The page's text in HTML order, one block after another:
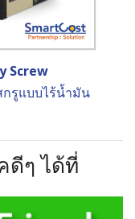
Screw
กรูแบบไร้น้ำมัน
ดีๆ ได้ที่